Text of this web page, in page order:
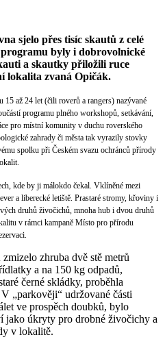
sjelo přes tisíc skautů z celé
byly i dobrovolnické
a skautky přiložili ruce
lokalita zvaná Opičák.
15 až 24 let (čili roverů a rangers) nazývané
programu plného workshopů, setkávání,
pro místní komunity v duchu roverského
zahrady či města tak vyrazily stovky
spolku při Českém svazu ochránců přírody
kde by ji málokdo čekal. Vklíněné mezi
a liberecké letiště. Prastaré stromy, křoviny i
druhů živočichů, mnoha hub i dvou druhů
v rámci kampaně Místo pro přírodu
zhruba dvě stě metrů
a na 150 kg odpadů,
černé skládky, proběhla
„parkověji“ udržované části
ve prospěch doubků, bylo
jako úkryty pro drobné živočichy a
v lokalitě.